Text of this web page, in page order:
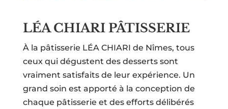
LÉA CHIARI PÂTISSERIE
À la pâtisserie LÉA CHIARI de Nîmes, tous
ceux qui dégustent des desserts sont
vraiment satisfaits de leur expérience. Un
grand soin est apporté à la conception de
chaque pâtisserie et des efforts délibérés